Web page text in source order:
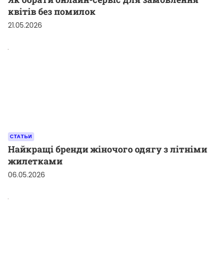
квітів без помилок
21.05.2026
СТАТЬИ
Найкращі бренди жіночого одягу з літніми
жилетками
06.05.2026